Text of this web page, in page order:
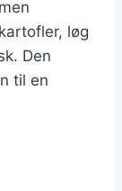
løg
Den
til en